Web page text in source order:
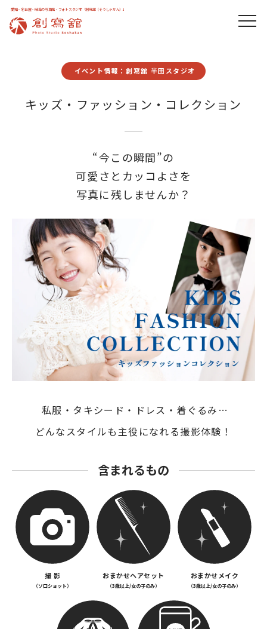
愛知・名古屋・岐阜の写真館・フォトスタジオ「創寫舘（そうしゃかん）」
イベント情報：創寫舘 半田スタジオ
キッズ・ファッション・コレクション
“今この瞬間”の
可愛さとカッコよさを
写真に残しませんか？
私服・タキシード・ドレス・着ぐるみ…
どんなスタイルも主役になれる撮影体験！
含まれるもの
撮 影
（ソロショット）
おまかせヘアセット
（3歳以上/女の子のみ）
おまかせメイク
（3歳以上/女の子のみ）